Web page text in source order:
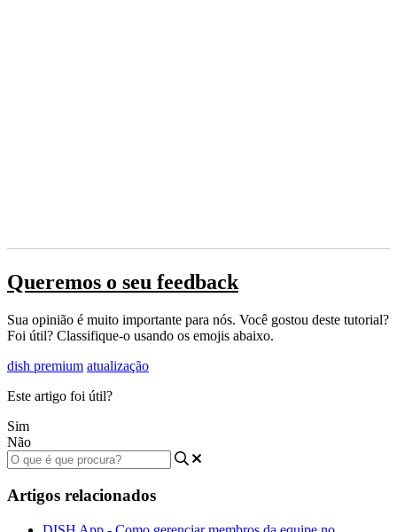
Queremos o seu feedback
Sua opinião é muito importante para nós. Você gostou deste tutorial?
Foi útil? Classifique-o usando os emojis abaixo.
dish premium atualização
Este artigo foi útil?
Sim
Não
Artigos relacionados